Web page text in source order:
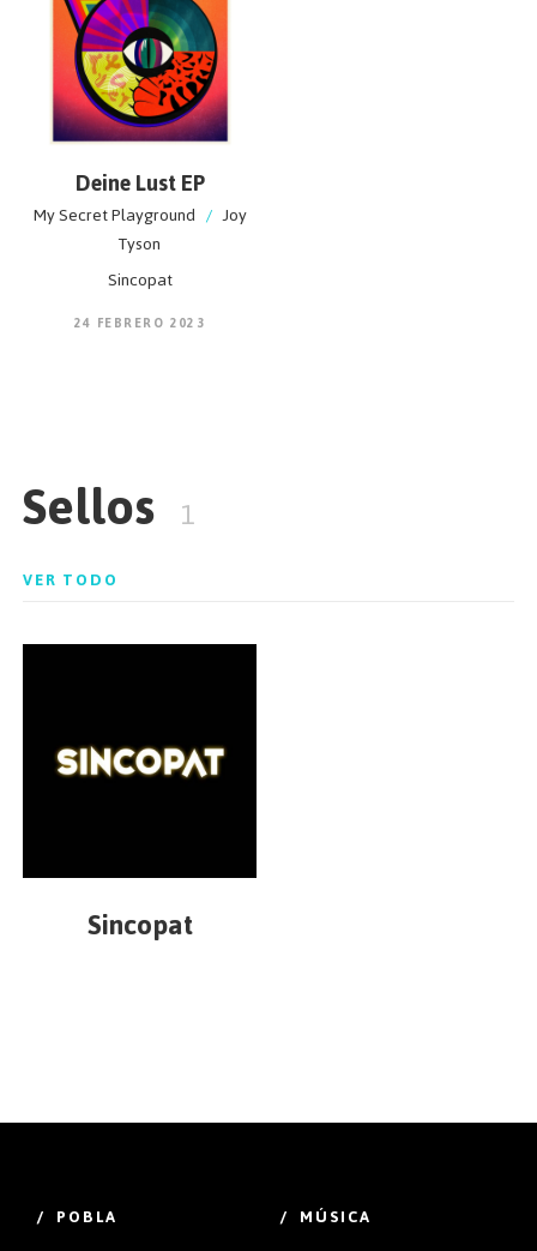
Deine Lust EP
My Secret Playground / Joy
Tyson
Sincopat
24 FEBRERO 2023
Sellos 1
VER TODO
Sincopat
/ POBLA / MÚSICA